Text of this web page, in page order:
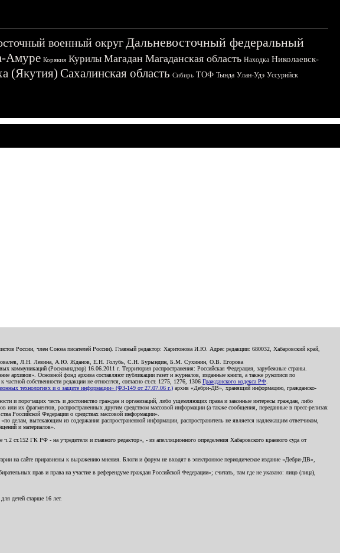
военный округДальневосточный федеральный
Амуре Корякия Курилы Магадан Магаданская область Находка Николаевск-
(Якутия) Сахалинская область Сибирь ТОФ Тында Улан-Удэ Уссурийск
России, член Союза писателей России). Главный редактор: Харитонова И.Ю. Адрес редакции: 680032, Хабаровский край,
Л.Н. Левина, А.Ю. Жданов, Е.Н. Голубь, С.Н. Бурындин, Б.М. Сухинин, О.В. Егорова
коммуникаций (Роскомнадзор) 16.06.2011 г. Территория распространения: Российская Федерация, зарубежные страны.
архивов». Основной фонд архива составляют публикации газет и журналов, изданные книги, а также рукописи по
собственности редакции не относятся, согласно ст.ст. 1275, 1276, 1306 Гражданского кодекса РФ
технологиях и о защите информации» (ФЗ-149 от 27.07.06 г.) архив «Дебри-ДВ», хранящий информацию, гражданско-
и порочащих честь и достоинство граждан и организаций, либо ущемляющих права и законные интересы граждан, либо
их фрагментов, распространенных другим средством массовой информации (а также сообщения, переданные в пресс-релизах
Российской Федерации о средствах массовой информации».
вытекающим из содержания распространенной информации, распространитель не является надлежащим ответчиком,
и материалов».
ГК РФ - на учредителя и главного редактор», - из апелляционного определения Хабаровского краевого суда от
на сайте приравнены к выражению мнения. Блоги и форум не входят в электронное периодическое издание «Дебри-ДВ»,
прав и права на участие в референдуме граждан Российской Федерации»; считать, там где не указано: лицо (лица),
детей старше 16 лет.